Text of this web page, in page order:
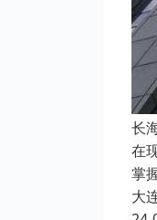
长
在
掌
大